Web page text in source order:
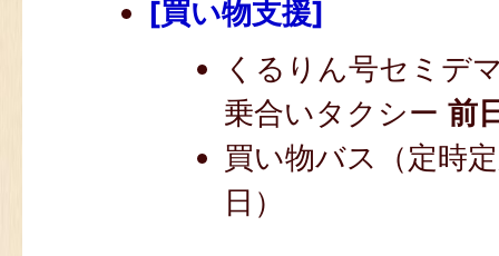
[買い物支援]
くるりん号セミデ
乗合いタクシー前
買い物バス（定時
日）